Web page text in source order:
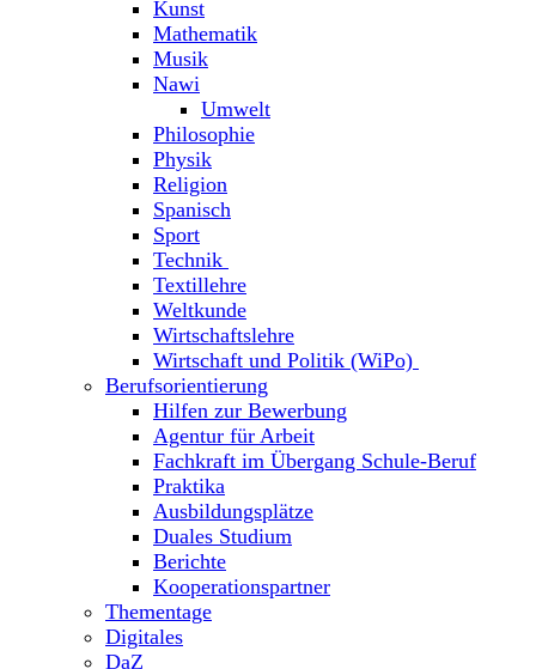
Kunst
Mathematik
Musik
Nawi
Umwelt
Philosophie
Physik
Religion
Spanisch
Sport
Technik
Textillehre
Weltkunde
Wirtschaftslehre
Wirtschaft und Politik (WiPo)
Berufsorientierung
Hilfen zur Bewerbung
Agentur für Arbeit
Fachkraft im Übergang Schule-Beruf
Praktika
Ausbildungsplätze
Duales Studium
Berichte
Kooperationspartner
Thementage
Digitales
DaZ